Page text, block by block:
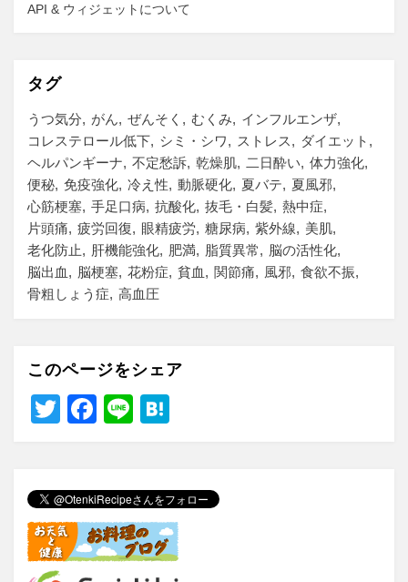
API & ウィジェットについて
タグ
うつ気分 がん ぜんそく むくみ
インフルエンザ
コレステロール低下
シミ・シワ ストレス
ダイエット
ヘルパンギーナ
不定愁訴 乾燥肌 二日酔い
体力強化
便秘 免疫強化 冷え性 動脈硬化 夏バテ
夏風邪
心筋梗塞 手足口病 抗酸化 抜毛・白髪 熱中症
片頭痛
疲労回復 眼精疲労 糖尿病 紫外線
美肌
老化防止
肝機能強化 肥満 脂質異常
脳の活性化
脳出血
脳梗塞 花粉症 貧血 関節痛 風邪 食欲不振
骨粗しょう症
高血圧
このページをシェア
T
er
F
e
b
o
Li
n
a